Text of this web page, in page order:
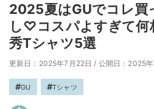
2025夏はGUでコレ買
し♡コスパよすぎて何
秀Tシャツ5選
更新日：2025年7月22日 / 公開日：2025
GU Tシャツ